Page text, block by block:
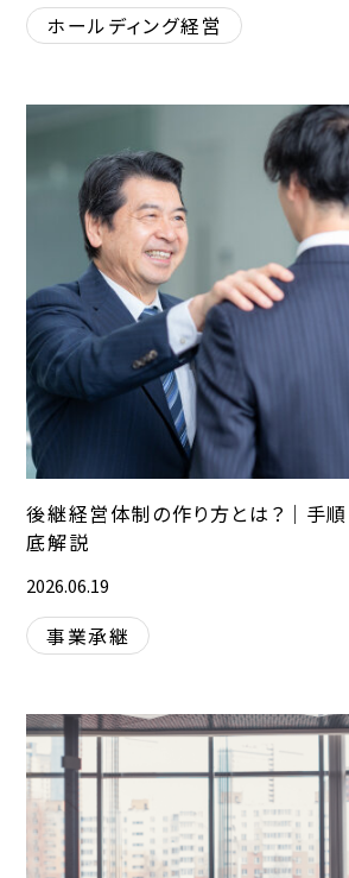
ホールディング経営
後継経営体制の作り方とは？｜手
底解説
2026.06.19
事業承継